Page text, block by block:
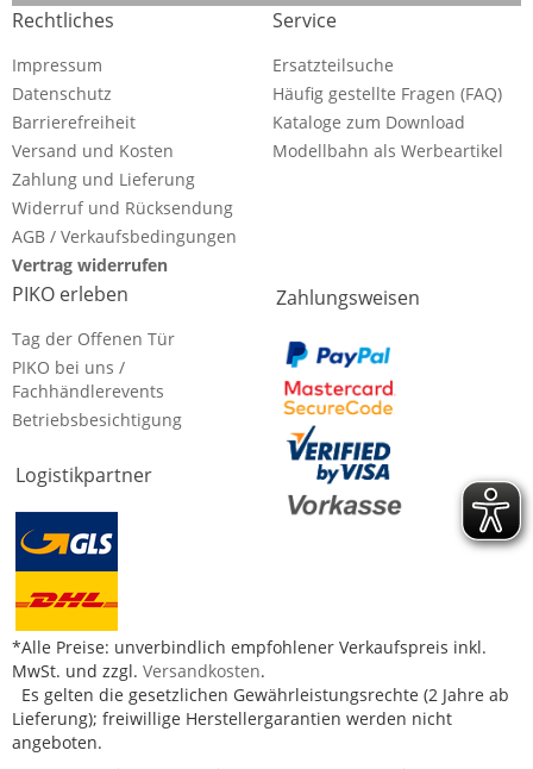
Rechtliches
Impressum
Datenschutz
Barrierefreiheit
Versand und Kosten
Zahlung und Lieferung
Widerruf und Rücksendung
AGB / Verkaufsbedingungen
Vertrag widerrufen
Service
Ersatzteilsuche
Häufig gestellte Fragen (FAQ)
Kataloge zum Download
Modellbahn als Werbeartikel
PIKO erleben
Tag der Offenen Tür
PIKO bei uns /
Fachhändlerevents
Betriebsbesichtigung
Logistikpartner
Zahlungsweisen
*Alle Preise: unverbindlich empfohlener Verkaufspreis inkl.
MwSt. und zzgl. Versandkosten.
Es gelten die gesetzlichen Gewährleistungsrechte (2 Jahre ab
Lieferung); freiwillige Herstellergarantien werden nicht
angeboten.